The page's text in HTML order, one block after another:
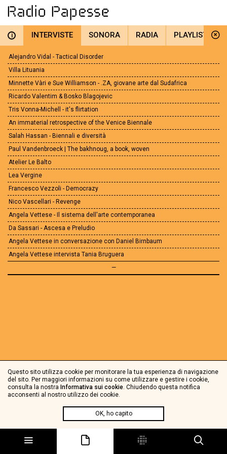
i INTERVISTE SONORA RADIA PLAYLIST
Alejandro Vidal - Tactical Disorder
Villa Lituania
Minnette Vàri e Sue Williamson - .ZA, giovane arte dal Sudafrica
Ricardo Valentim & Bosko Blagojevic
Tris Vonna-Michell - it's flirtation
An immaterial retrospective of the Venice Biennale
Salah Hassan - Biennali e diversità
Paul Vandenbroeck | The bakhnoug, a book, woven
Atelier Le Balto
Lea Vergine
Francesco Vezzoli - Democrazy
Nico Vascellari - Revenge
Angela Vettese - Il sistema dell'arte contemporanea
Da Sassari - Ascesa e Preludio
Angela Vettese in conversazione con Daniel Birnbaum
Angela Vettese intervista Tania Bruguera
—
Questo sito utilizza cookie per monitorare la tua esperienza di navigazione
del sito. Per maggiori informazioni su come utilizzare e gestire i cookie,
consulta la nostra Informativa sui cookie. Chiudendo questa notifica
acconsenti al nostro utilizzo dei cookie.
OK, ho capito